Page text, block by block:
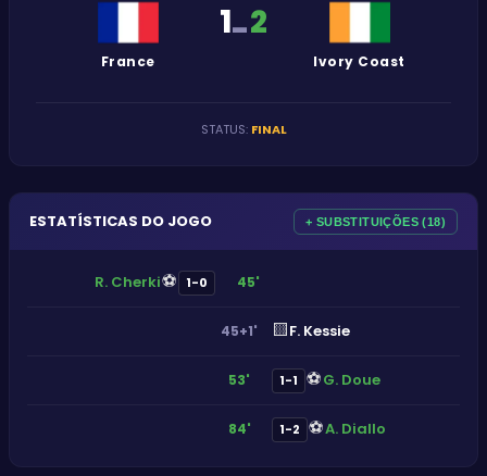
France
1-2
Ivory Coast
STATUS: FINAL
ESTATÍSTICAS DO JOGO + SUBSTITUIÇÕES (18)
R. Cherki⚽ 1-0 45'
45+1' 🟨F. Kessie
53' 1-1 ⚽G. Doue
84' 1-2 ⚽A. Diallo